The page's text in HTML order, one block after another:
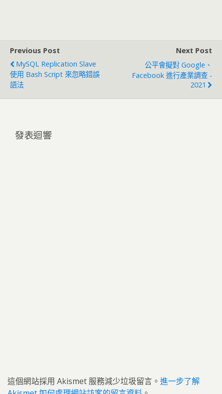
Previous Post
MySQL Replication Slave
使用 Bash Script 來忽略錯誤
語法
Next Post
公平會擬對 Google、
Facebook 進行產業調查 -
2021
發表迴響
這個網站採用 Akismet 服務減少垃圾留言。 進一步了解